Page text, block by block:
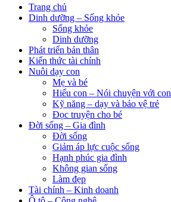
Trang chủ
Dinh dưỡng – Sống khỏe
Sống khỏe
Dinh dưỡng
Phát triển bản thân
Kiến thức tài chính
Nuôi dạy con
Mẹ và bé
Hiểu con – Nói chuyện với con
Kỹ năng – dạy và bảo vệ trẻ
Đọc truyện cho bé
Đời sống – Gia đình
Đời sống
Giảm áp lực cuộc sống
Hạnh phúc gia đình
Không gian sống
Làm đẹp
Tài chính – Kinh doanh